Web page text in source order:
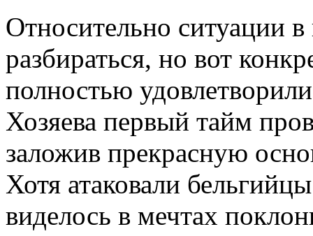
Относительно ситуации
разбираться, но вот
полностью
Хозяева первый тайм
заложив прекрасную
Хотя атаковали
виделось в мечтах